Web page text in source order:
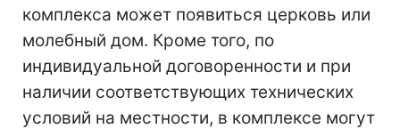
комплекса может появиться церковь или
молебный дом. Кроме того, по
индивидуальной договоренности и при
наличии соответствующих технических
условий на местности, в комплексе могут